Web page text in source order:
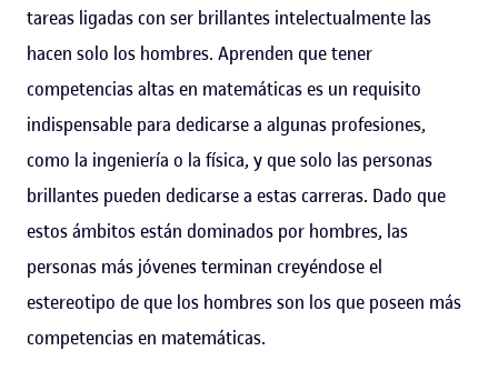
tareas ligadas con ser brillantes intelectualmente las
hacen solo los hombres. Aprenden que tener
competencias altas en matemáticas es un requisito
indispensable para dedicarse a algunas profesiones,
como la ingeniería o la física, y que solo las personas
brillantes pueden dedicarse a estas carreras. Dado que
estos ámbitos están dominados por hombres, las
personas más jóvenes terminan creyéndose el
estereotipo de que los hombres son los que poseen más
competencias en matemáticas.